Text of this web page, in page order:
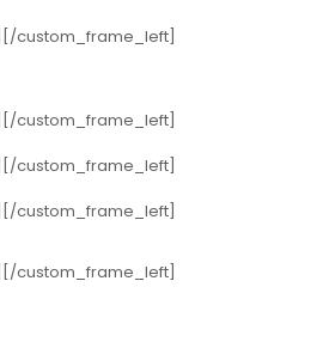
[/custom_frame_left]
[/custom_frame_left]
[/custom_frame_left]
[/custom_frame_left]
[/custom_frame_left]